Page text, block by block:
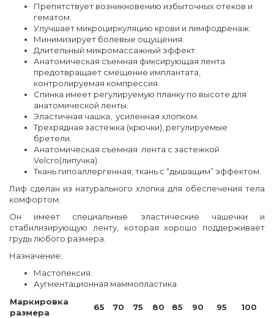
Препятствует возникновению избыточных отеков и
гематом.
Улучшает микроциркуляцию крови и лимфодренаж.
Минимизирует болевые ощущения.
Длительный микромассажный эффект.
Анатомическая съемная фиксирующая лента
предотвращает смещение имплантата,
контролируемая компрессия.
Спинка имеет регулируемую планку по высоте для
анатомической ленты.
Эластичная чашка, усиленная хлопком.
Трехрядная застежка (крючки), регулируемые
бретели.
Анатомическая съемная лента c застежкой
Velcro(липучка).
Ткань гипоаллергенная, ткань с “дышащим” эффектом.
Лиф сделан из натурального хлопка для обеспечения тела
комфортом.
Он имеет специальные эластические чашечки и
стабилизирующую ленту, которая хорошо поддерживает
грудь любого размера.
Назначение:
Мастопексия.
Аугментационная маммопластика.
Маркировка
размера
65 70 75 80 85 90 95
100